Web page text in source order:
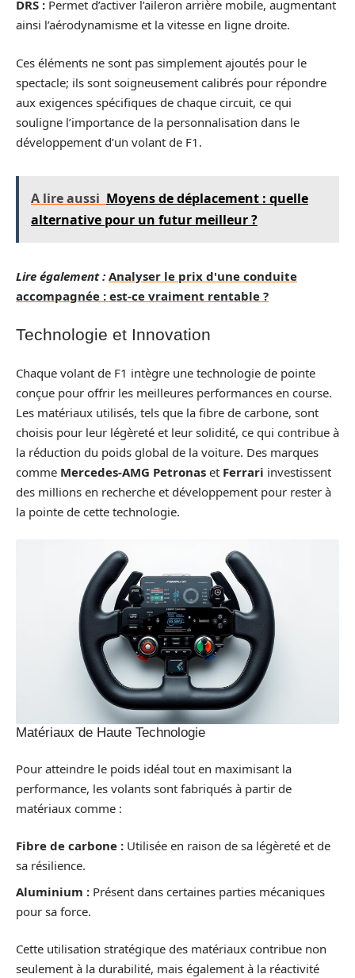
DRS : Permet d’activer l’aileron arrière mobile, augmentant
ainsi l’aérodynamisme et la vitesse en ligne droite.
Ces éléments ne sont pas simplement ajoutés pour le
spectacle; ils sont soigneusement calibrés pour répondre
aux exigences spécifiques de chaque circuit, ce qui
souligne l’importance de la personnalisation dans le
développement d’un volant de F1.
A lire aussi Moyens de déplacement : quelle
alternative pour un futur meilleur ?
Lire également : Analyser le prix d'une conduite
accompagnée : est-ce vraiment rentable ?
Technologie et Innovation
Chaque volant de F1 intègre une technologie de pointe
conçue pour offrir les meilleures performances en course.
Les matériaux utilisés, tels que la fibre de carbone, sont
choisis pour leur légèreté et leur solidité, ce qui contribue à
la réduction du poids global de la voiture. Des marques
comme Mercedes-AMG Petronas et Ferrari investissent
des millions en recherche et développement pour rester à
la pointe de cette technologie.
Matériaux de Haute Technologie
Pour atteindre le poids idéal tout en maximisant la
performance, les volants sont fabriqués à partir de
matériaux comme :
Fibre de carbone : Utilisée en raison de sa légèreté et de
sa résilience.
Aluminium : Présent dans certaines parties mécaniques
pour sa force.
Cette utilisation stratégique des matériaux contribue non
seulement à la durabilité, mais également à la réactivité